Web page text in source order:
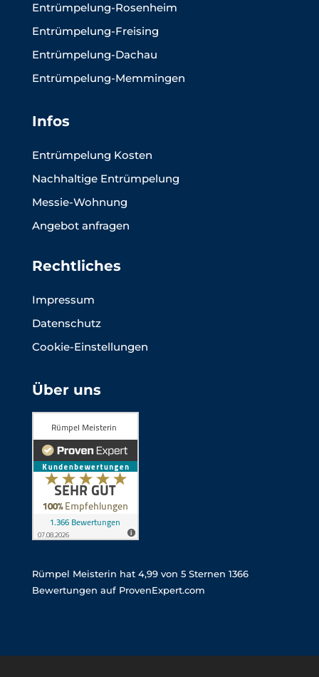
Entrümpelung-Rosenheim
Entrümpelung-Freising
Entrümpelung-Dachau
Entrümpelung-Memmingen
Infos
Entrümpelung Kosten
Nachhaltige Entrümpelung
Messie-Wohnung
Angebot anfragen
Rechtliches
Impressum
Datenschutz
Cookie-Einstellungen
Über uns
Rümpel Meisterin hat 4,99von 5Sternen 1366
Bewertungen auf ProvenExpert.com